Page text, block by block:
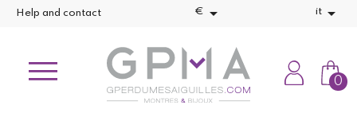
Help and contact €  it 
0